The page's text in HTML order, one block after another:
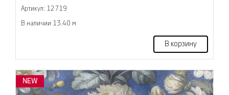
Артикул: 12719
В наличии 13.40 м
В корзину
NEW